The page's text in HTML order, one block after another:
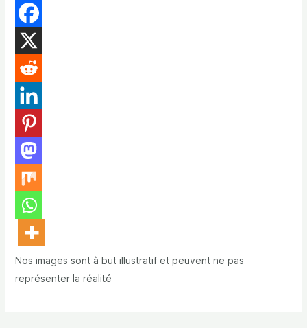
Nos images sont à but illustratif et peuvent ne pas
représenter la réalité